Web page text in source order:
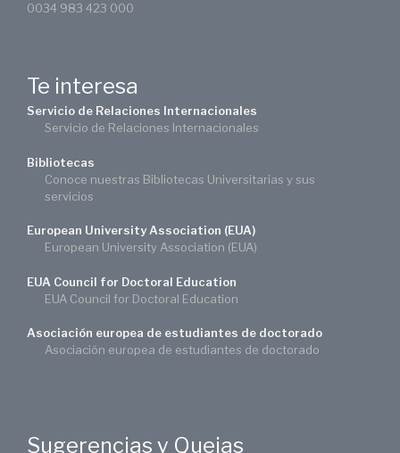
0034 983 423 000
Te interesa
Servicio de Relaciones Internacionales
Servicio de Relaciones Internacionales
Bibliotecas
Conoce nuestras Bibliotecas Universitarias y sus
servicios
European University Association (EUA)
European University Association (EUA)
EUA Council for Doctoral Education
EUA Council for Doctoral Education
Asociación europea de estudiantes de doctorado
Asociación europea de estudiantes de doctorado
Sugerencias y Quejas